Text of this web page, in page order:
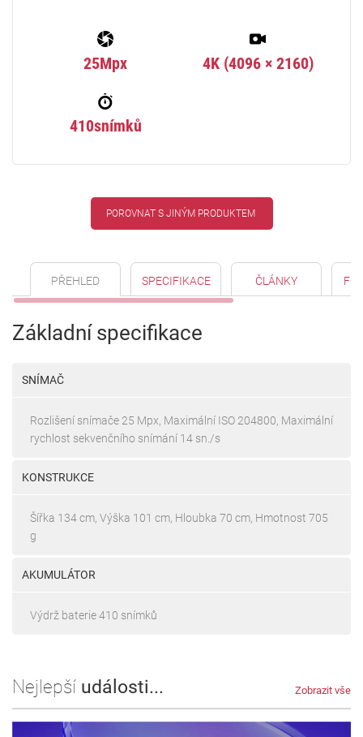
25Mpx 4K (4096 × 2160)
410snímků
POROVNAT S JINÝM PRODUKTEM
PŘEHLED SPECIFIKACE ČLÁNKY
Základní specifikace
SNÍMAČ
Rozlišení snímače 25 Mpx, Maximální ISO 204800, Maximální
rychlost sekvenčního snímání 14 sn./s
KONSTRUKCE
Šířka 134 cm, Výška 101 cm, Hloubka 70 cm, Hmotnost 705
g
AKUMULÁTOR
Výdrž baterie 410 snímků
Nejlepší události... Zobrazit vše